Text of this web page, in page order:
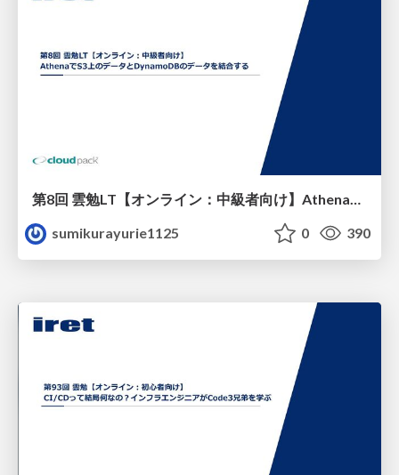
第8回 雲勉LT【オンライン：中級者向け】AthenaでS3上のデータとDynamoDBのデータを結合する
sumikurayurie1125
0 390